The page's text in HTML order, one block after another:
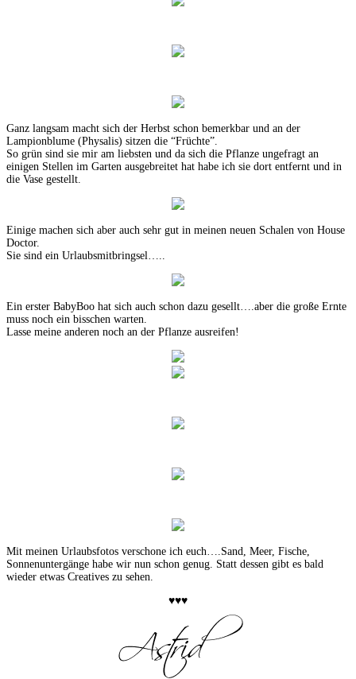
Ganz langsam macht sich der Herbst schon bemerkbar und an der
Lampionblume (Physalis) sitzen die “Früchte”.
So grün sind sie mir am liebsten und da sich die Pflanze ungefragt an
einigen Stellen im Garten ausgebreitet hat habe ich sie dort entfernt und in
die Vase gestellt.
Einige machen sich aber auch sehr gut in meinen neuen Schalen von House
Doctor.
Sie sind ein Urlaubsmitbringsel…..
Ein erster BabyBoo hat sich auch schon dazu gesellt….aber die große Ernte
muss noch ein bisschen warten.
Lasse meine anderen noch an der Pflanze ausreifen!
Mit meinen Urlaubsfotos verschone ich euch….Sand, Meer, Fische,
Sonnenuntergänge habe wir nun schon genug. Statt dessen gibt es bald
wieder etwas Creatives zu sehen.
♥♥♥